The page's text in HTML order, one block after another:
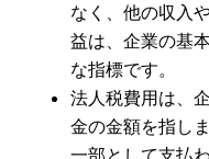
なく、他の収入
益は、企業の基
な指標です。
法人税費用は、
金の金額を指し